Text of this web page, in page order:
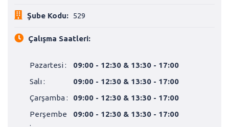
Şube Kodu: 529
Çalışma Saatleri:
Pazartesi :
09:00 - 12:30 & 13:30 - 17:00
Salı :
09:00 - 12:30 & 13:30 - 17:00
Çarşamba :
09:00 - 12:30 & 13:30 - 17:00
Perşembe
09:00 - 12:30 & 13:30 - 17:00